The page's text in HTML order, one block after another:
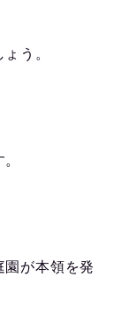
う。
が本領を発